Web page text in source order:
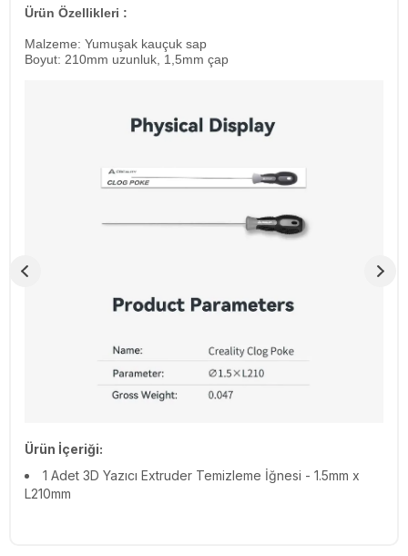
Ürün Özellikleri :
Malzeme: Yumuşak kauçuk sap
Boyut: 210mm uzunluk, 1,5mm çap
Ürün İçeriği:
1 Adet 3D Yazıcı Extruder Temizleme İğnesi - 1.5mm x
L210mm